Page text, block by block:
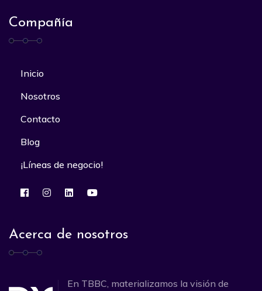
Compañía
Inicio
Nosotros
Contacto
Blog
¡Líneas de negocio!
Acerca de nosotros
En TBBC, materializamos la visión de